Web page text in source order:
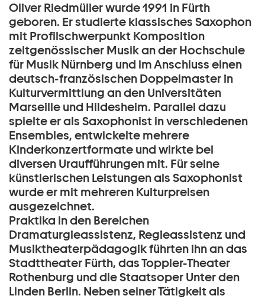
Oliver Riedmüller wurde 1991 in Fürth
geboren. Er studierte klassisches Saxophon
mit Profilschwerpunkt Komposition
zeitgenössischer Musik an der Hochschule
für Musik Nürnberg und im Anschluss einen
deutsch-französischen Doppelmaster in
Kulturvermittlung an den Universitäten
Marseille und Hildesheim. Parallel dazu
spielte er als Saxophonist in verschiedenen
Ensembles, entwickelte mehrere
Kinderkonzertformate und wirkte bei
diversen Uraufführungen mit. Für seine
künstlerischen Leistungen als Saxophonist
wurde er mit mehreren Kulturpreisen
ausgezeichnet.
Praktika in den Bereichen
Dramaturgieassistenz, Regieassistenz und
Musiktheaterpädagogik führten ihn an das
Stadttheater Fürth, das Toppler-Theater
Rothenburg und die Staatsoper Unter den
Linden Berlin. Neben seiner Tätigkeit als